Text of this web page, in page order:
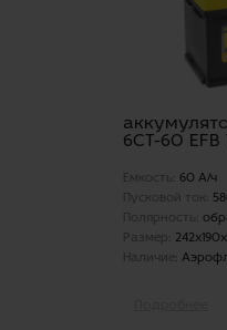
6СТ-60 EFB
Емкость: 60 А/ч
Пусковой ток:
Полярность:
Размер:
Наличие: